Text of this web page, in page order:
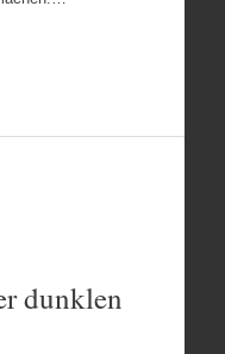
dunklen